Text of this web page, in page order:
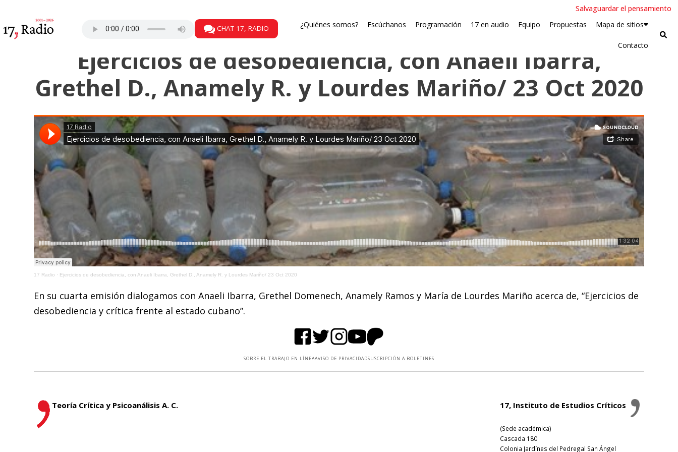
CHAT 17, RADIO
Salvaguardar el pensamiento
¿Quiénes somos?
Escúchanos Programación 17 en audio Equipo Propuestas Mapa de sitios
Contacto
Ejercicios de desobediencia, con Anaeli Ibarra,
Grethel D., Anamely R. y Lourdes Mariño/ 23 Oct 2020
17 Radio · Ejercicios de desobediencia, con Anaeli Ibarra, Grethel D., Anamely R. y Lourdes Mariño/ 23 Oct 2020
En su cuarta emisión dialogamos con Anaeli Ibarra, Grethel Domenech, Anamely Ramos y María de Lourdes Mariño acerca de, “Ejercicios de
desobediencia y crítica frente al estado cubano”.
SOBRE EL TRABAJO EN LÍNEAAVISO DE PRIVACIDADSUSCRIPCIÓN A BOLETINES
Teoría Crítica y Psicoanálisis A. C. 17, Instituto de Estudios Críticos
(Sede académica)
Cascada 180
Colonia Jardínes del Pedregal San Ángel